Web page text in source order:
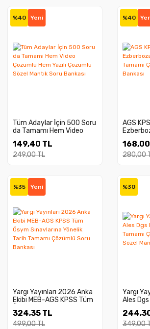
%40 Yeni
Tüm Adaylar İçin 500 Soru
da Tamamı Hem Video
Çözümlü Sözel Mantık
Soru Bankası
149,40 TL
249,00 TL
%40
AGS
Bankası
280,00
%35 Yeni
Yargı Yayınları 2026 Anka
Ekibi MEB-AGS KPSS Tüm
Tarih Tamamı Çözümlü
Soru Bankası
324,35 TL
499,00 TL
%30
Yargı
Ales
Sözel
Anlatımı
349,00